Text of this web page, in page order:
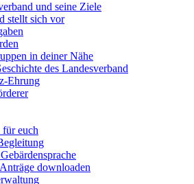
und seine Ziele
stellt sich vor
in deiner Nähe
des Landesverband
Ehrung
für euch
downloaden